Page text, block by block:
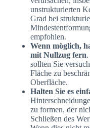
unstrukturierten
Grad bei
empfohlen.
Wenn möglich,
mit Nullzug fern
sollten Sie
Fläche zu
Oberfläche.
Halten Sie es
zu formen, der
Schließen des